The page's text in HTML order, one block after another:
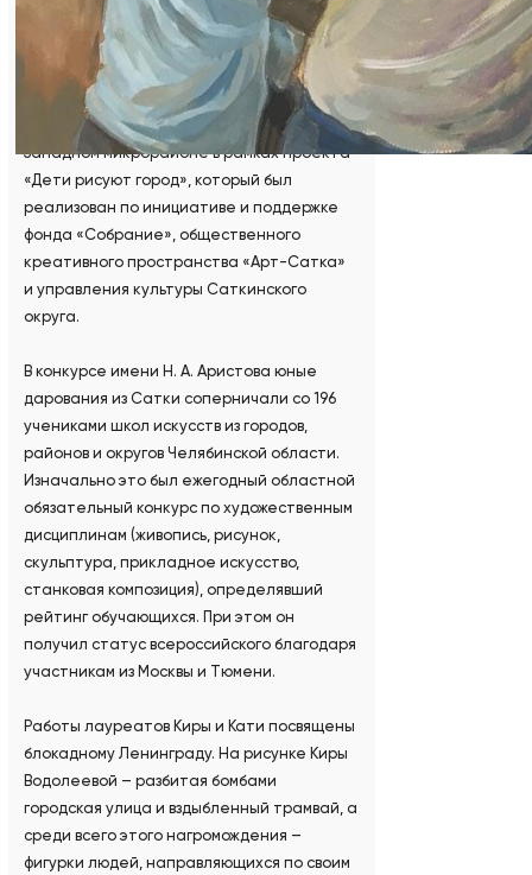
мероприятий, в том числе
инициированных и проходящих при
поддержке Группы Магнезит. К 265-
летнему юбилею Сатки девочки приняли
участие в росписи арт-объектов в
Западном микрорайоне в рамках проекта
«Дети рисуют город», который был
реализован по инициативе и поддержке
фонда «Собрание», общественного
креативного пространства «Арт-Сатка»
и управления культуры Саткинского
округа.
В конкурсе имени Н. А. Аристова юные
дарования из Сатки соперничали со 196
учениками школ искусств из городов,
районов и округов Челябинской области.
Изначально это был ежегодный областной
обязательный конкурс по художественным
дисциплинам (живопись, рисунок,
скульптура, прикладное искусство,
станковая композиция), определявший
рейтинг обучающихся. При этом он
получил статус всероссийского благодаря
участникам из Москвы и Тюмени.
Работы лауреатов Киры и Кати посвящены
блокадному Ленинграду. На рисунке Киры
Водолеевой – разбитая бомбами
городская улица и вздыбленный трамвай, а
среди всего этого нагромождения –
фигурки людей, направляющихся по своим